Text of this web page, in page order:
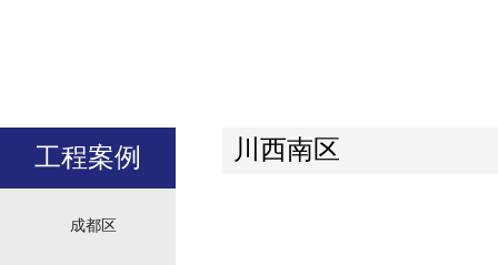
工程案例
成都区
川西南区